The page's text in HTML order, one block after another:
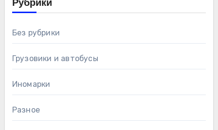
Рубрики
Без рубрики
Грузовики и автобусы
Иномарки
Разное